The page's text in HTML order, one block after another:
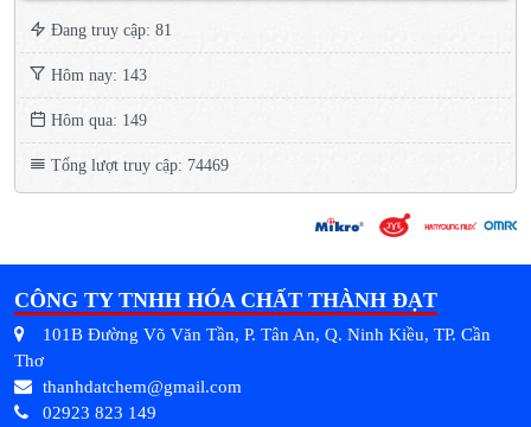
Đang truy cập: 81
Hôm nay: 143
Hôm qua: 149
Tổng lượt truy cập: 74469
CÔNG TY TNHH HÓA CHẤT THÀNH ĐẠT
101B Đường Võ Văn Tần, P. Tân An, Q. Ninh Kiều, TP. Cần
Thơ
thanhdatchem@gmail.com
02923 823 149